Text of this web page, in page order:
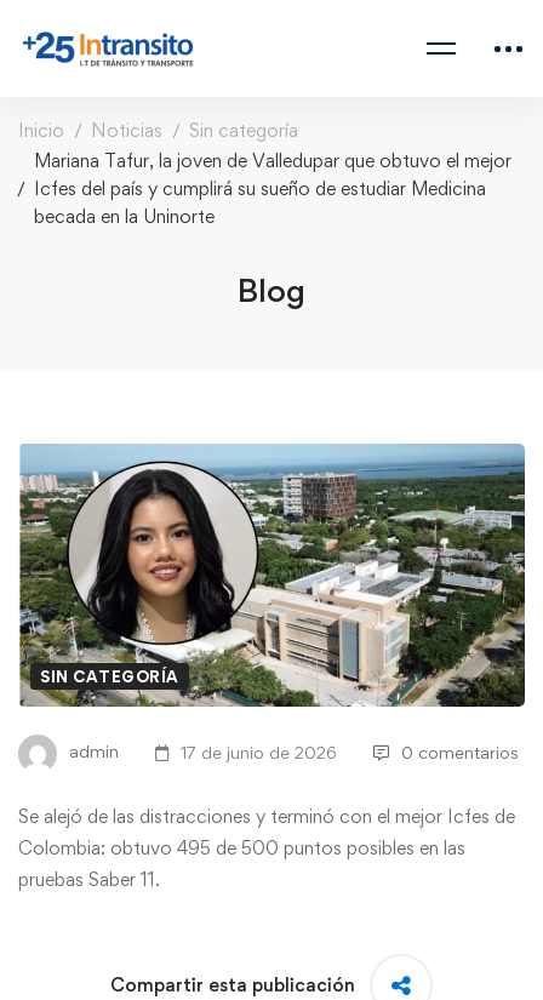
Inicio Noticias
Sin categoría
Mariana Tafur, la joven de Valledupar que obtuvo el mejor
Icfes del país y cumplirá su sueño de estudiar Medicina
becada en la Uninorte
Blog
SIN CATEGORÍA
admin 17 de junio de 2026 0 comentarios
Se alejó de las distracciones y terminó con el mejor Icfes de
Colombia: obtuvo 495 de 500 puntos posibles en las
pruebas Saber 11.
Compartir esta publicación